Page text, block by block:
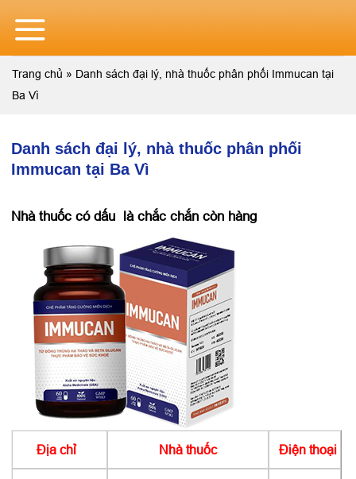
content
Trang chủ » Danh sách đại lý, nhà thuốc phân phối Immucan tại
Ba Vì
Danh sách đại lý, nhà thuốc phân phối
Immucan tại Ba Vì
Nhà thuốc có dấu là chắc chắn còn hàng
Địa chỉ Nhà thuốc Điện thoại